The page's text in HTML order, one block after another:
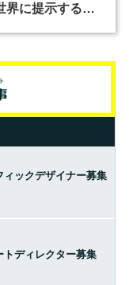
に提示する美
ックデザイナー募集
トディレクター募集